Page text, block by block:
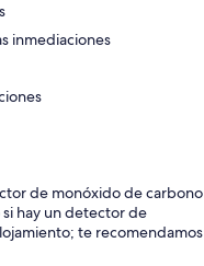
inmediaciones
de monóxido de carbono
hay un detector de
te recomendamos